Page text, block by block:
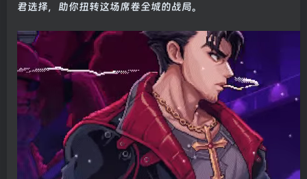
君选择，助你扭转这场席卷全城的战局。